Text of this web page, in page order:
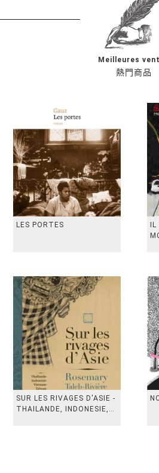
熱門商品
Meilleures
LES PORTES
SUR LES RIVAGES D'ASIE -
THAILANDE, INDONESIE,